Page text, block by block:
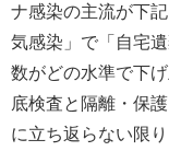
ナ感染の主流が下
気感染」で「自宅
数がどの水準で下
底検査と隔離・保
に立ち返らない限